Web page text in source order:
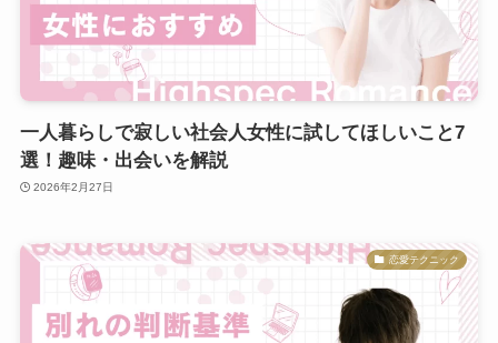
一人暮らしで寂しい社会人女性に試してほしいこと7
選！趣味・出会いを解説
2026年2月27日
恋愛テクニック